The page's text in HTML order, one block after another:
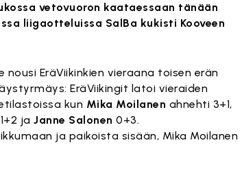
vetovuoron kaataessaan tänään
liigaotteluissa SalBa kukisti Kooveen
EräViikinkien vieraana toisen erän
EräViikingit latoi vieraiden
kun Mika Moilanen ahnehti 3+1,
1+2 jaJanne Salonen 0+3.
ja paikoista sisään, Mika Moilanen